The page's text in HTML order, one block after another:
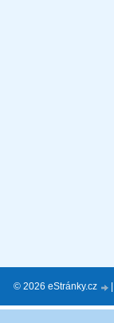
© 2026 eStránky.cz